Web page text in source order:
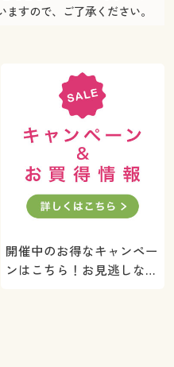
すので、ご了承ください。
開催中のお得なキャンペー
ンはこちら！お見逃しな